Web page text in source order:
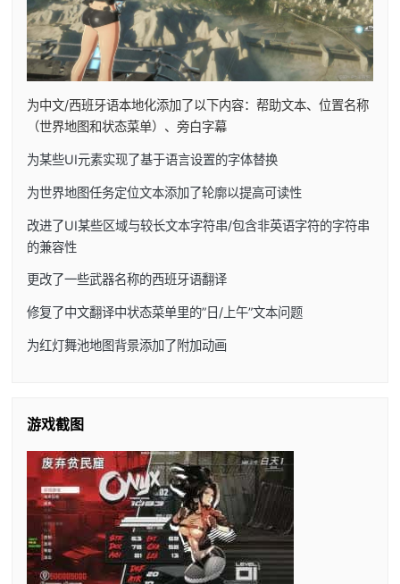
为中文/西班牙语本地化添加了以下内容：帮助文本、位置名称
（世界地图和状态菜单）、旁白字幕
为某些UI元素实现了基于语言设置的字体替换
为世界地图任务定位文本添加了轮廓以提高可读性
改进了UI某些区域与较长文本字符串/包含非英语字符的字符串
的兼容性
更改了一些武器名称的西班牙语翻译
修复了中文翻译中状态菜单里的”日/上午”文本问题
为红灯舞池地图背景添加了附加动画
游戏截图